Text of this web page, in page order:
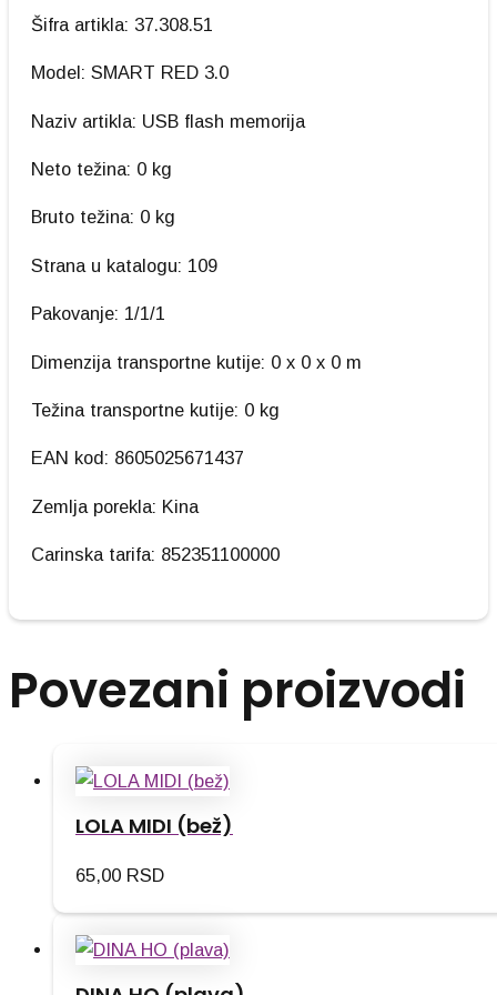
Šifra artikla: 37.308.51
Model: SMART RED 3.0
Naziv artikla: USB flash memorija
Neto težina: 0 kg
Bruto težina: 0 kg
Strana u katalogu: 109
Pakovanje: 1/1/1
Dimenzija transportne kutije: 0 x 0 x 0 m
Težina transportne kutije: 0 kg
EAN kod: 8605025671437
Zemlja porekla: Kina
Carinska tarifa: 852351100000
Povezani proizvodi
LOLA MIDI (bež)
65,00 RSD